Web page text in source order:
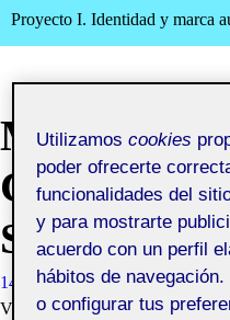
Proyecto I. Identidad y marca
MANUAL
SUMMA
14 DICIEMBRE, 2020
VISIBILIDAD: PÚBLICA
Utilizamoscookies
poder ofrecerte
funcionalidades del
y para mostrarte
acuerdo con un perfil
hábitos de
o configurar tus